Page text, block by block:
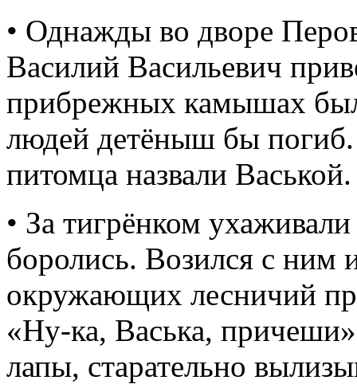
• Однажды во дворе
Василий Васильевич
прибрежных камышах
людей детёныш бы погиб.
питомца назвали Васькой.
• За тигрёнком
боролись. Возился с ним
окружающих лесничий
«Ну-ка, Васька,
лапы, старательно